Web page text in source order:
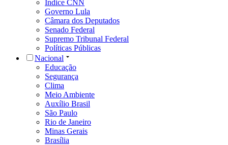
Índice CNN
Governo Lula
Câmara dos Deputados
Senado Federal
Supremo Tribunal Federal
Políticas Públicas
Nacional
Educação
Segurança
Clima
Meio Ambiente
Auxílio Brasil
São Paulo
Rio de Janeiro
Minas Gerais
Brasília